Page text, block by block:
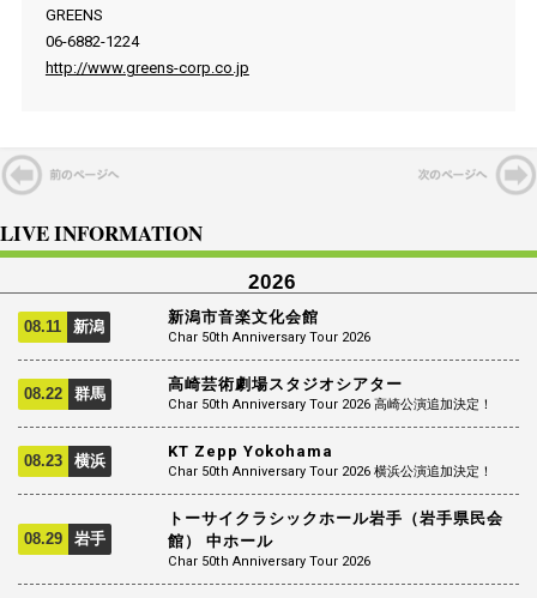
GREENS
06-6882-1224
http://www.greens-corp.co.jp
LIVE INFORMATION
2026
08.11 新潟 新潟市音楽文化会館
Char 50th Anniversary Tour 2026
08.22 群馬 高崎芸術劇場スタジオシアター
Char 50th Anniversary Tour 2026 高崎公演追加決定！
08.23 横浜 KT Zepp Yokohama
Char 50th Anniversary Tour 2026 横浜公演追加決定！
08.29 岩手
トーサイクラシックホール岩手（岩手県民会
館） 中ホール
Char 50th Anniversary Tour 2026